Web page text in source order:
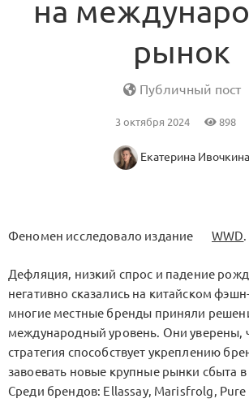
на
рынок
Публичный пост
3 октября 2024 898
Екатерина Ивочкина
Феномен исследовало издание WWD.
Дефляция, низкий спрос и падение
негативно сказались на китайском
многие местные бренды приняли
международный уровень. Они уверены,
стратегия способствует укреплению
завоевать новые крупные рынки сбыта в
Среди брендов: Ellassay, Marisfrolg, Pure